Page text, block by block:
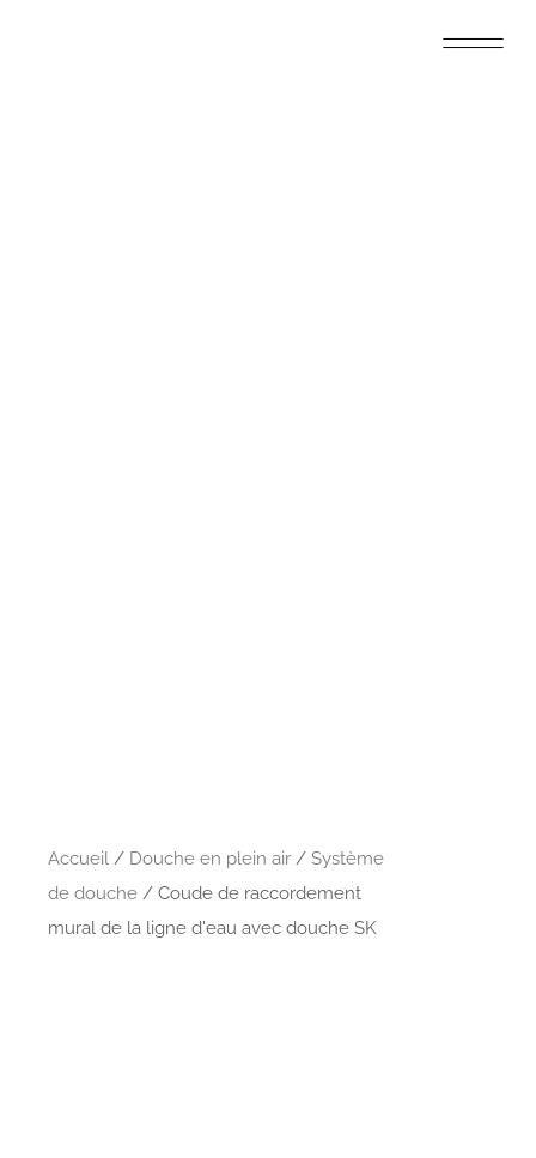
Accueil / Douche en plein air /Système
de douche / Coude de raccordement
mural de la ligne d'eau avec douche SK